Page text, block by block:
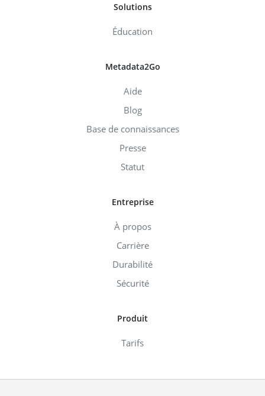
Solutions
Éducation
Metadata2Go
Aide
Blog
Base de connaissances
Presse
Statut
Entreprise
À propos
Carrière
Durabilité
Sécurité
Produit
Tarifs